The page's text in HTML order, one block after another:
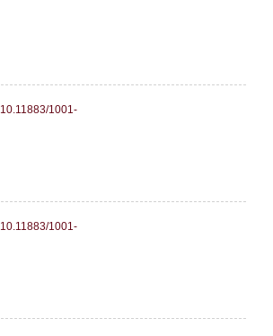
10.11883/1001-
10.11883/1001-